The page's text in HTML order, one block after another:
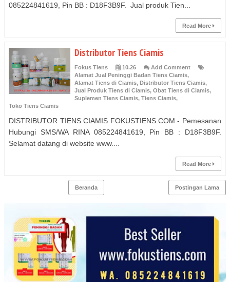
085224841619, Pin BB : D18F3B9F. Jual produk Tien...
Read More
Distributor Tiens Ciamis
Fokus Tiens 10.26
Add Comment
Alamat Jual Peninggi Badan Tiens Ciamis,
Alamat Tiens di Ciamis, Distributor Tiens Ciamis,
Jual Produk Tiens di Ciamis, Obat Tiens di Ciamis,
Suplemen Tiens Ciamis, Tiens Ciamis,
Toko Tiens Ciamis
DISTRIBUTOR TIENS CIAMIS FOKUSTIENS.COM - Pemesanan
Hubungi SMS/WA RINA 085224841619, Pin BB : D18F3B9F.
Selamat datang di website www....
Read More
Postingan Lama
Beranda